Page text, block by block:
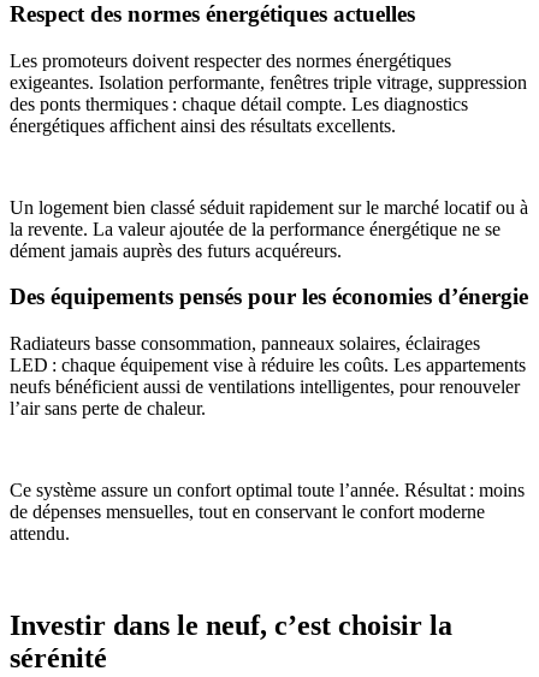
Respect des normes énergétiques actuelles
Les promoteurs doivent respecter des normes énergétiques
exigeantes. Isolation performante, fenêtres triple vitrage, suppression
des ponts thermiques : chaque détail compte. Les diagnostics
énergétiques affichent ainsi des résultats excellents.
Un logement bien classé séduit rapidement sur le marché locatif ou à
la revente. La valeur ajoutée de la performance énergétique ne se
dément jamais auprès des futurs acquéreurs.
Des équipements pensés pour les économies d’énergie
Radiateurs basse consommation, panneaux solaires, éclairages
LED : chaque équipement vise à réduire les coûts. Les appartements
neufs bénéficient aussi de ventilations intelligentes, pour renouveler
l’air sans perte de chaleur.
Ce système assure un confort optimal toute l’année. Résultat : moins
de dépenses mensuelles, tout en conservant le confort moderne
attendu.
Investir dans le neuf, c’est choisir la
sérénité